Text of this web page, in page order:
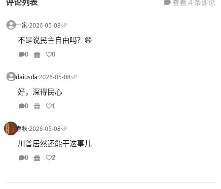
查看 4 条评论
一家·2026-05-08·
不是说民主自由吗？😄
0 0
daiusda·2026-05-08·
好，深得民心
0 1
春秋·2026-05-08·
川普居然还能干这事儿
0 2